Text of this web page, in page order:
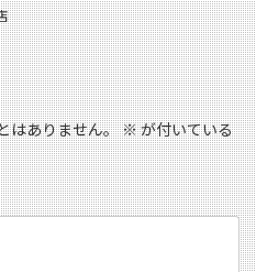
はありません。※が付いている